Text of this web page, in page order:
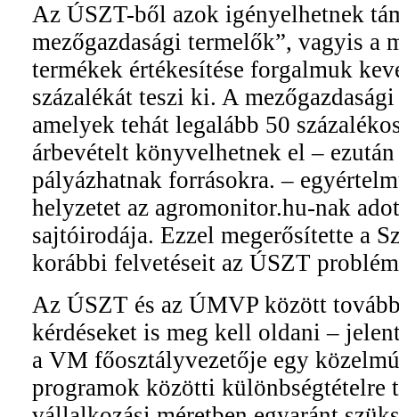
Az ÚSZT-ből azok igényelhetnek
mezőgazdasági termelők”, vagyis a
termékek értékesítése forgalmuk
százalékát teszi ki. A
amelyek tehát legalább 50
árbevételt könyvelhetnek el –
pályázhatnak forrásokra. –
helyzetet az agromonitor.hu-nak
sajtóirodája. Ezzel megerősítette a
korábbi felvetéseit az ÚSZT
Az ÚSZT és az ÚMVP között
kérdéseket is meg kell oldani –
a VM főosztályvezetője egy
programok közötti különbségtételre